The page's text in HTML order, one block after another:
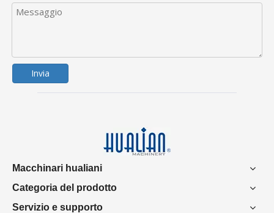
Invia
Macchinari hualiani
Categoria del prodotto
Servizio e supporto